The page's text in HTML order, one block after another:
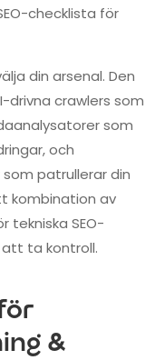
checklista för
din arsenal. Den
drivna crawlers som
som
och
patrullerar din
kombination av
tekniska SEO-
ta kontroll.
&